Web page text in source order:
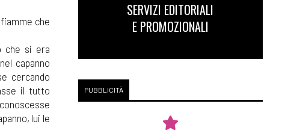
che
che si era
capanno
cercando
il tutto
lui le
SERVIZI EDITORIALI
E PROMOZIONALI
PUBBLICITÀ